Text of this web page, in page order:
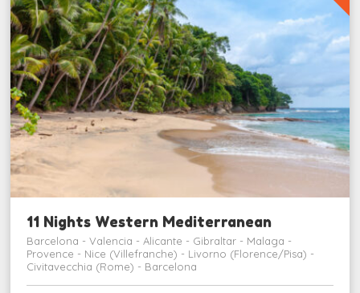
11 Nights Western Mediterranean
Barcelona - Valencia - Alicante - Gibraltar - Malaga -
Provence - Nice (Villefranche) - Livorno (Florence/Pisa) -
Civitavecchia (Rome) - Barcelona